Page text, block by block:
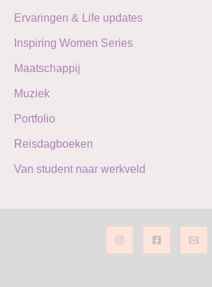
Ervaringen & Life updates
Inspiring Women Series
Maatschappij
Muziek
Portfolio
Reisdagboeken
Van student naar werkveld